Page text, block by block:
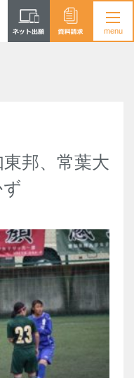
邦、常葉大